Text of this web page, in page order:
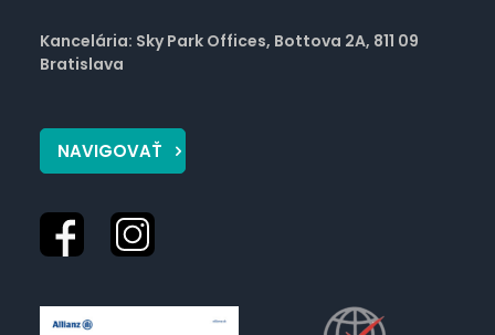
Kancelária: Sky Park Offices, Bottova 2A, 811 09
Bratislava
NAVIGOVAŤ